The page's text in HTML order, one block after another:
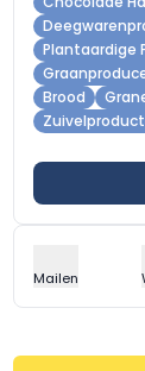
Plantaardige
Brood
Mailen